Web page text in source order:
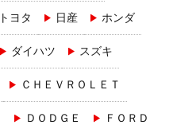
トヨタ 日産 ホンダ
ダイハツ スズキ
ＣＨＥＶＲＯＬＥＴ
ＤＯＤＧＥ ＦＯＲＤ